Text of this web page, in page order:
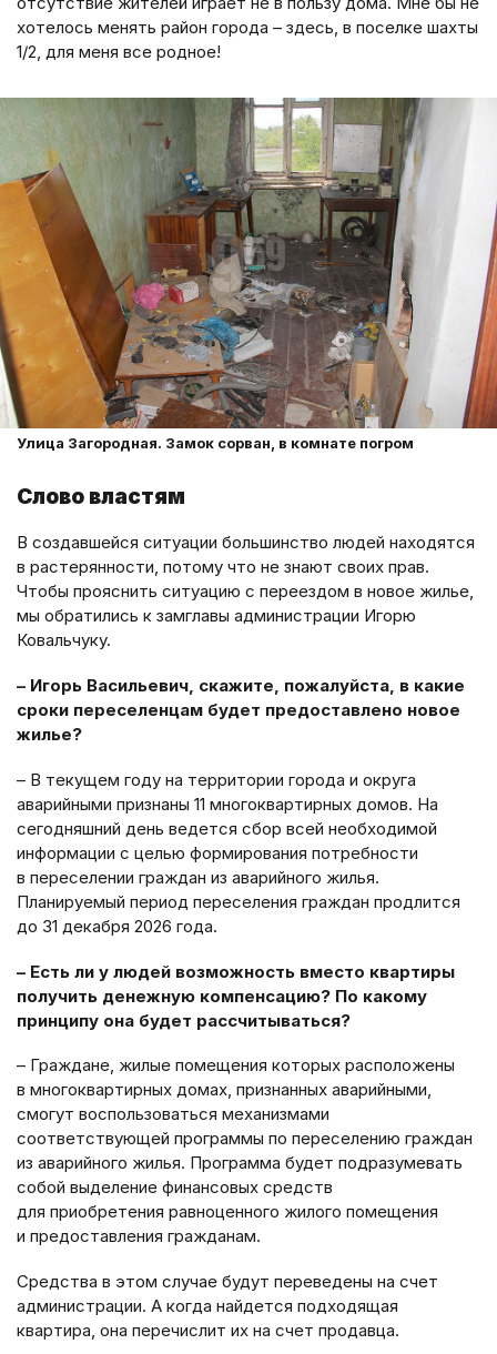
хотелось менять район города – здесь, в поселке шахты
1/2, для меня все родное!
Улица Загородная. Замок сорван, в комнате погром
Слово властям
В создавшейся ситуации большинство людей находятся
в растерянности, потому что не знают своих прав.
Чтобы прояснить ситуацию с переездом в новое жилье,
мы обратились к замглавы администрации Игорю
Ковальчуку.
– Игорь Васильевич, скажите, пожалуйста, в какие
сроки переселенцам будет предоставлено новое
жилье?
– В текущем году на территории города и округа
аварийными признаны 11 многоквартирных домов. На
сегодняшний день ведется сбор всей необходимой
информации с целью формирования потребности
в переселении граждан из аварийного жилья.
Планируемый период переселения граждан продлится
до 31 декабря 2026 года.
– Есть ли у людей возможность вместо квартиры
получить денежную компенсацию? По какому
принципу она будет рассчитываться?
– Граждане, жилые помещения которых расположены
в многоквартирных домах, признанных аварийными,
смогут воспользоваться механизмами
соответствующей программы по переселению граждан
из аварийного жилья. Программа будет подразумевать
собой выделение финансовых средств
для приобретения равноценного жилого помещения
и предоставления гражданам.
Средства в этом случае будут переведены на счет
администрации. А когда найдется подходящая
квартира, она перечислит их на счет продавца.